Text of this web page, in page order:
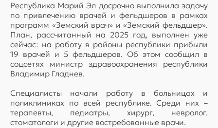
Республика Марий Эл досрочно выполнила задачу
по привлечению врачей и фельдшеров в рамках
программ «Земский врач» и «Земский фельдшер».
План, рассчитанный на 2025 год, выполнен уже
сейчас: на работу в районы республики прибыли
19 врачей и 5 фельдшеров. Об этом сообщил в
соцсетях министр здравоохранения республики
Владимир Гладнев.
Специалисты начали работу в больницах и
поликлиниках по всей республике. Среди них –
терапевты, педиатры, хирург, невролог,
стоматологи и другие востребованные врачи.